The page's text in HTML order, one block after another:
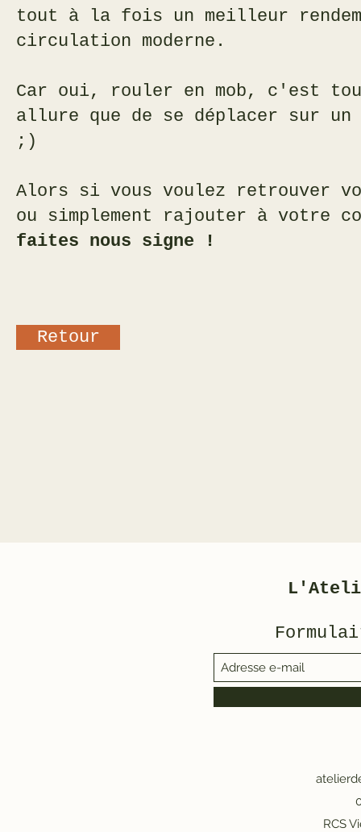
tout à la fois un meilleur
circulation moderne.
Car oui, rouler en mob, c'est
allure que de se déplacer sur
;)
Alors si vous voulez retrouver
ou simplement rajouter à votre
faites nous signe !
Retour
RCS